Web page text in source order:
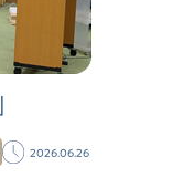
2026.06.26